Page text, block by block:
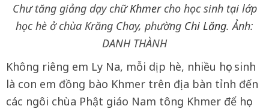
Chư tăng giảng dạy chữKhmercho học sinh tại lớp
học hè ở chùa Krăng Chay, phường Chi Lăng. Ảnh:
DANH THÀNH
Không riêng em Ly Na, mỗi dịp hè, nhiều học sinh
là con em đồng bào Khmer trên địa bàn tỉnh đến
các ngôi chùa Phật giáo Nam tông Khmer để học